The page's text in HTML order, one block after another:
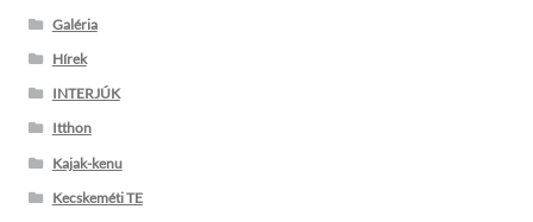
Galéria
Hírek
INTERJÚK
Itthon
Kajak-kenu
Kecskeméti TE